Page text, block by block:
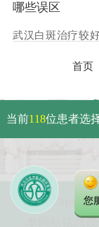
哪些误区
武汉白斑治疗较
首页
本网站信息
当前118位患者选
您